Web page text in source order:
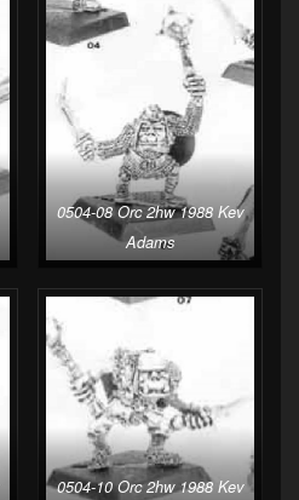
0504-08 Orc 2hw 1988 Kev
Adams
0504-10 Orc 2hw 1988 Kev